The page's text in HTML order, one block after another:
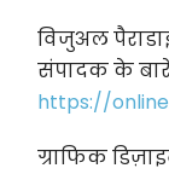
विजुअल
संपादक के
https://
ग्राफिक